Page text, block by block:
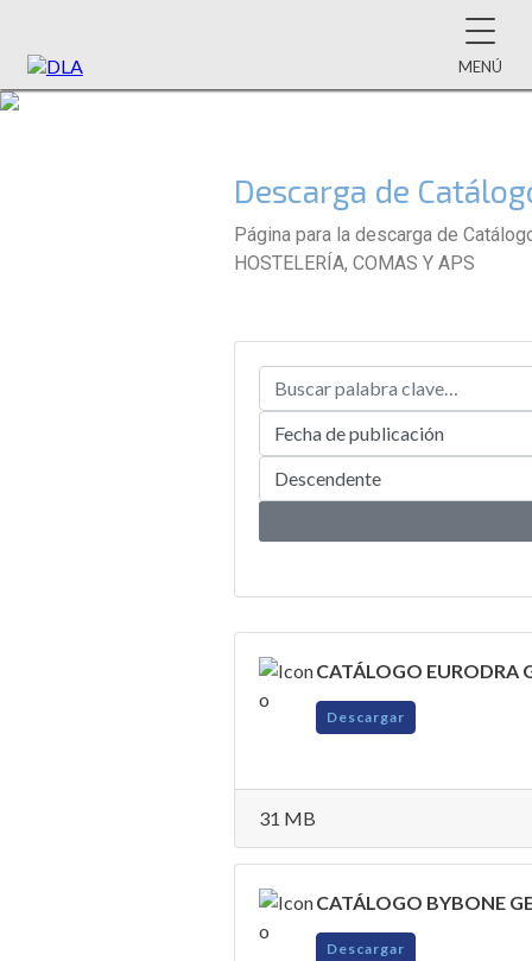
Descarga de
Página para la descarga de
HOSTELERÍA, COMAS Y APS
CATÁLOGO EURODRA
Descargar
31 MB
CATÁLOGO BYBONE
Descargar
MENÚ